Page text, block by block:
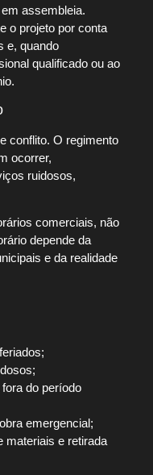
assembleia.
o projeto por conta
e, quando
qualificado ou ao
conflito. O regimento
ocorrer,
ruidosos,
comerciais, não
depende da
e da realidade
do período
emergencial;
materiais e retirada